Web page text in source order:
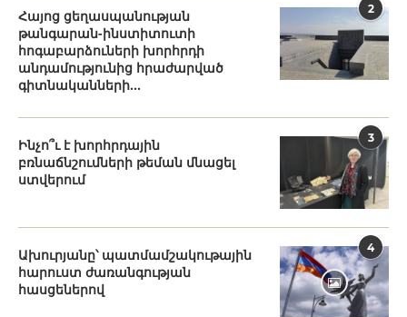
2
Հայոց ցեղասպանության
թանգարան-ինստիտուտի
հոգաբարձուների խորհրդի
անդամությունից հրաժարված
գիտնականների...
3
Ինչո՞ւ է խորհրդային
բռնաճնշումների թեման մնացել
ստվերում
4
Ախուրյանը՝ պատմամշակութային
հարուստ ժառանգության
հասցեներով